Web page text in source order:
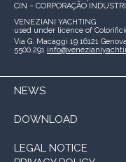
CIN – CORPORAÇÃO
VENEZIANI YACHTING
used under licence of
Via G. Macaggi 19 16121
5500.291
NEWS
DOWNLOAD
LEGAL NOTICE